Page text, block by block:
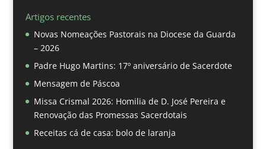
Artigos recentes
Novas Nomeações Pastorais na Diocese da Guarda
– 2026
Padre Hugo Martins: 17º aniversário de Sacerdote
Mensagem de Páscoa
Missa Crismal 2026: Homilia de D. José Pereira e
Renovação das Promessas Sacerdotais
Receitas cá de casa: bolo de laranja